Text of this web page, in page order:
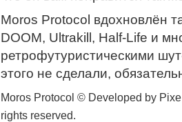
Moros Protocol вдохновлён
DOOM, Ultrakill, Half-Life и
ретрофутуристическими
этого не сделали,
Moros Protocol © Developed by
rights reserved.